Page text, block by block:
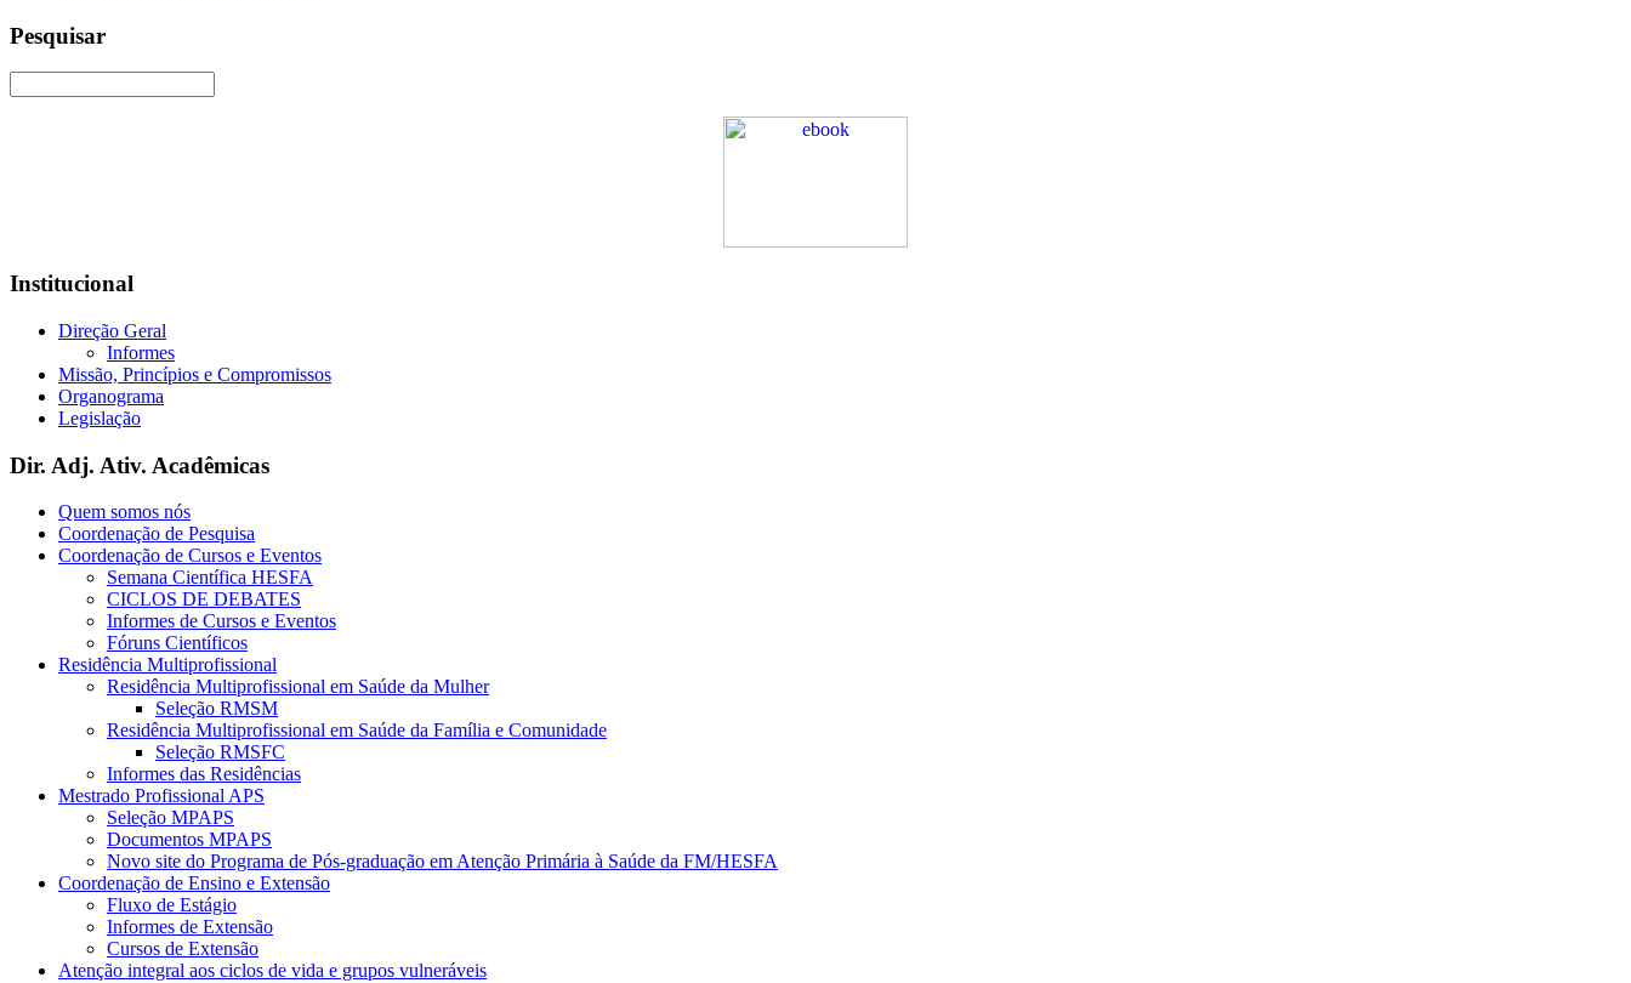
Pesquisar
Institucional
Direção Geral
Informes
Missão, Princípios e Compromissos
Organograma
Legislação
Dir. Adj. Ativ. Acadêmicas
Quem somos nós
Coordenação de Pesquisa
Coordenação de Cursos e Eventos
Semana Científica HESFA
CICLOS DE DEBATES
Informes de Cursos e Eventos
Fóruns Científicos
Residência Multiprofissional
Residência Multiprofissional em Saúde da Mulher
Seleção RMSM
Residência Multiprofissional em Saúde da Família e Comunidade
Seleção RMSFC
Informes das Residências
Mestrado Profissional APS
Seleção MPAPS
Documentos MPAPS
Novo site do Programa de Pós-graduação em Atenção Primária à Saúde da FM/HESFA
Coordenação de Ensino e Extensão
Fluxo de Estágio
Informes de Extensão
Cursos de Extensão
Atenção integral aos ciclos de vida e grupos vulneráveis